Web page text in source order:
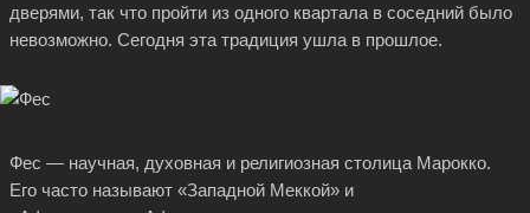
дверями, так что пройти из одного квартала в соседний было
невозможно. Сегодня эта традиция ушла в прошлое.
Фес — научная, духовная и религиозная столица Марокко.
Его часто называют «Западной Меккой» и